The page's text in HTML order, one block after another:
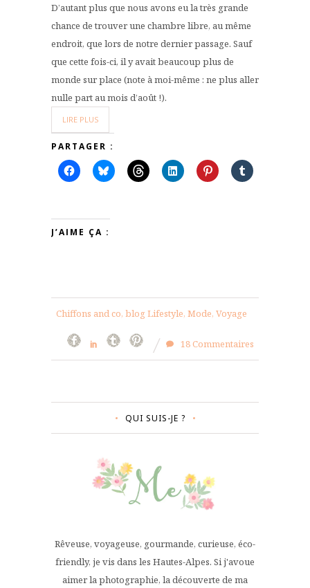
D’autant plus que nous avons eu la très grande
chance de trouver une chambre libre, au même
endroit, que lors de notre dernier passage. Sauf
que cette fois-ci, il y avait beaucoup plus de
monde sur place (note à moi-même : ne plus aller
nulle part au mois d’août !).
LIRE PLUS
PARTAGER :
J’AIME ÇA :
Chiffons and co, blog Lifestyle, Mode, Voyage
18 Commentaires
QUI SUIS-JE ?
Rêveuse, voyageuse, gourmande, curieuse, éco-
friendly, je vis dans les Hautes-Alpes. Si j'avoue
aimer la photographie, la découverte de ma